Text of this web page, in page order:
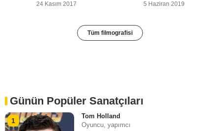
24 Kasım 2017 5 Haziran 2019
Tüm filmografisi
Günün Popüler Sanatçıları
1
Tom Holland
Oyuncu, yapımcı